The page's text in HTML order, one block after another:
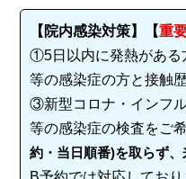
【院内感染対策】【重
①5日以内に発熱があ
等の感染症の方と接触
③新型コロナ・インフ
等の感染症の検査をご
約・当日順番)を取らず、